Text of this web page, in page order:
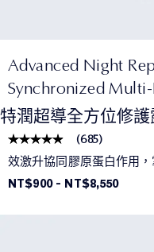
Advanced Night
Synchronized
特潤超導全方位修護
(685)
效激升協同膠原蛋白作用
NT$900- NT$8,550